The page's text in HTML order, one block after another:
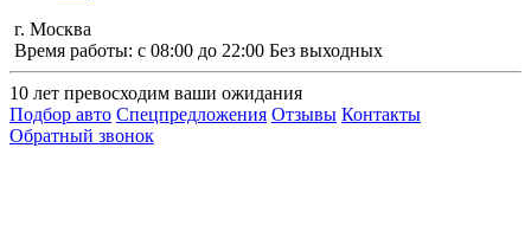
г. Москва
Время работы: с 08:00 до 22:00 Без выходных
10 лет превосходим ваши ожидания
Подбор авто Спецпредложения Отзывы Контакты
Обратный звонок